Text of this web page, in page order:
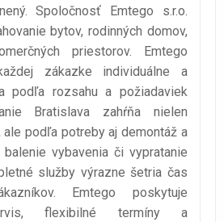
Spoločnosť Emtego s.r.o.
bytov, rodinných domov,
priestorov. Emtego
zákazke individuálne a
podľa rozsahu a požiadaviek
Bratislava zahŕňa nielen
ale podľa potreby aj demontáž a
balenie vybavenia či vypratanie
služby výrazne šetria čas
Emtego poskytuje
flexibilné termíny a